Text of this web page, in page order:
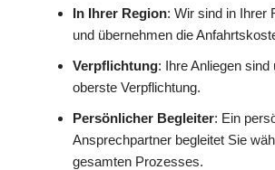
In Ihrer Region: Wir sind in Ihrer
und übernehmen die
Verpflichtung: Ihre Anliegen sind
oberste Verpflichtung.
Persönlicher Begleiter: Ein
Ansprechpartner begleitet Sie
gesamten Prozesses.